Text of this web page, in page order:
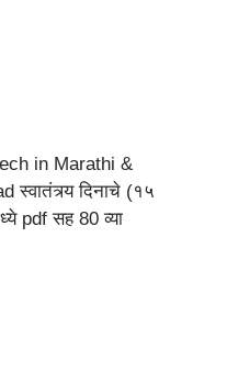
in Marathi &
दिनाचे (१५
pdf सह 80 व्या